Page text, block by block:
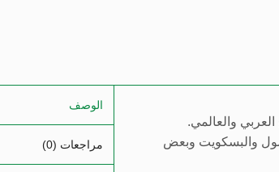
الوصف
مراجعات (0)
والبسكويت وبعض